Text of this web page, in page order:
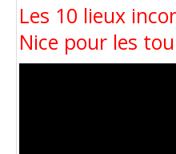
Les 10 lieux
Nice pour les